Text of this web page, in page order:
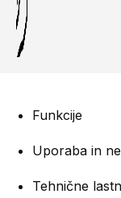
Funkcije
Uporaba in
Tehnične